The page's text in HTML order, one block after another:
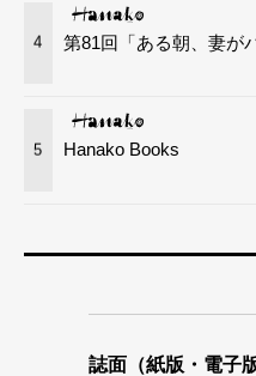
4 第81回「ある朝、妻が
5 Hanako Books
誌面（紙版・電子